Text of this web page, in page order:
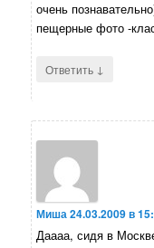
очень
пещерные фото -
Ответить ↓
Миша24.03.2009 в
Даааа, сидя в